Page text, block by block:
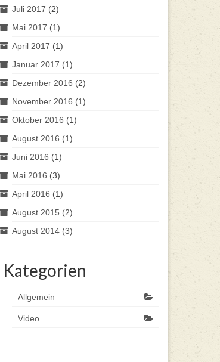
Juli 2017 (2)
Mai 2017 (1)
April 2017 (1)
Januar 2017 (1)
Dezember 2016 (2)
November 2016 (1)
Oktober 2016 (1)
August 2016 (1)
Juni 2016 (1)
Mai 2016 (3)
April 2016 (1)
August 2015 (2)
August 2014(3)
Kategorien
Allgemein
Video